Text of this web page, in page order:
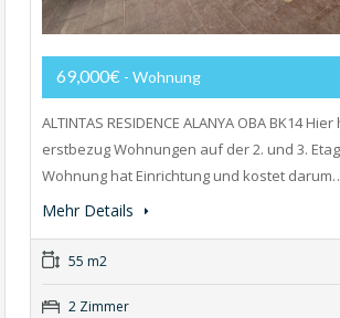
69,000€ - Wohnung
ALTINTAS RESIDENCE ALANYA OBA BK14
erstbezug Wohnungen auf der 2. und 3.
Wohnung hat Einrichtung und kostet
Mehr Details
55 m2
2 Zimmer